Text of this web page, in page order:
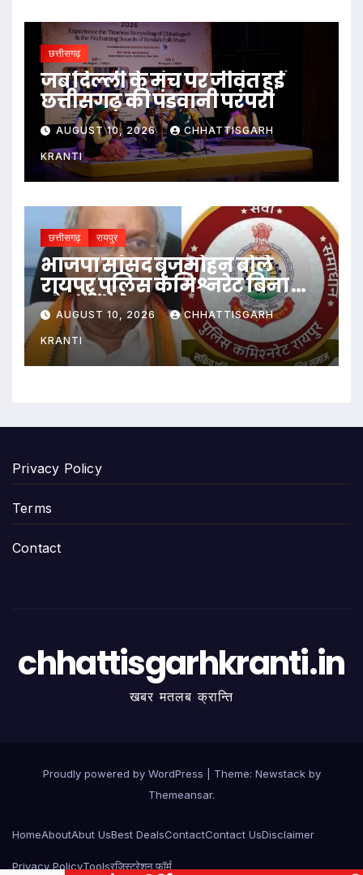
छत्तीसगढ़
जब दिल्ली के मंच पर जीवंत हुई
छत्तीसगढ़ की पंडवानी परंपरा
AUGUST 10, 2026 CHHATTISGARH
KRANTI
छत्तीसगढ़ रायपुर
भाजपा सांसद बृजमोहन बोले
रायपुर पुलिस कमिश्नरेट बिना दांत
और सींग के
AUGUST 10, 2026 CHHATTISGARH
KRANTI
Privacy Policy
Terms
Contact
chhattisgarhkranti.in
खबर मतलब क्रान्ति
Proudly powered by WordPress Theme: Newstackby
Themeansar.
HomeAboutAbut UsBest DealsContactContact UsDisclaimer
Privacy PolicyToolsरजिस्ट्रेशन फॉर्म